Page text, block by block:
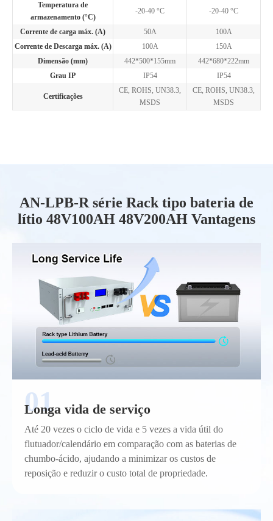
Temperatura de
armazenamento (°C)
-20-40 °C -20-40 °C
Corrente de carga máx. (A) 50A
100A
Corrente de Descarga máx. (A)
100A
150A
Dimensão (mm)
442*500*155mm
442*680*222mm
Grau IP
IP54 IP54
Certificações
CE, ROHS, UN38.3,
MSDS
CE, ROHS, UN38.3,
MSDS
AN-LPB-R série Rack tipo bateria de
lítio 48V100AH 48V200AH Vantagens
Longa vida de serviço
Até 20 vezes o ciclo de vida e 5 vezes a vida útil do
flutuador/calendário em comparação com as baterias de
chumbo-ácido, ajudando a minimizar os custos de
reposição e reduzir o custo total de propriedade.